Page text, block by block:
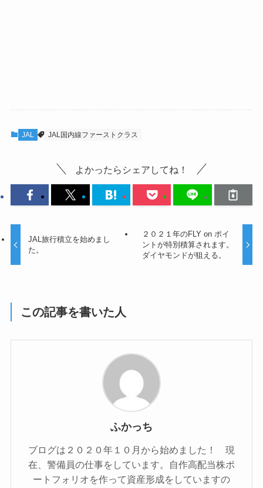
JAL JAL国内線ファーストクラス
よかったらシェアしてね！
JAL旅行積立を始めまし
た。
２０２１年のFLY on ポイ
ントが特別積算されます。
ダイヤモンドが狙える。
この記事を書いた人
ふかっち
ブログは２０２０年１０月から始めました！ 現
在、警備員の仕事をしています。自作高配当株ポ
ートフォリオを作って資産形成をしていますの